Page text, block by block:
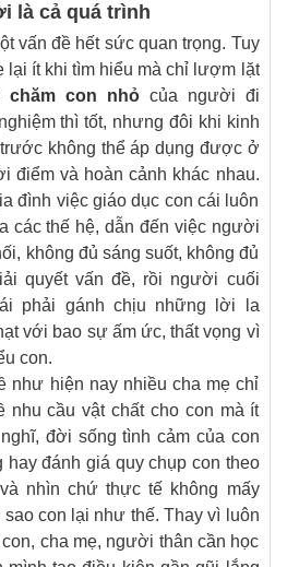
là cả quá trình
vấn đề hết sức quan trọng. Tuy
lại ít khi tìm hiểu mà chỉ lượm lặt
chăm con nhỏcủa người đi
thì tốt, nhưng đôi khi kinh
không thể áp dụng được ở
điểm và hoàn cảnh khác nhau.
đình việc giáo dục con cái luôn
các thế hệ, dẫn đến việc người
không đủ sáng suốt, không đủ
quyết vấn đề, rồi người cuối
phải gánh chịu những lời la
với bao sự ấm ức, thất vọng vì
con.
như hiện nay nhiều cha mẹ chỉ
nhu cầu vật chất cho con mà ít
đời sống tình cảm của con
đánh giá quy chụp con theo
nhìn chứ thực tế không mấy
con lại như thế. Thay vì luôn
cha mẹ, người thân cần học